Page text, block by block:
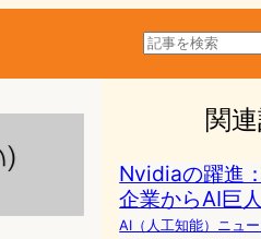
検
索
関
Nvidiaの躍進
企業からAI巨
AI（人工知能）ニュー